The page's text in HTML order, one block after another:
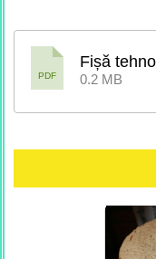
PDF
Fișă
0.2 MB
BLAT